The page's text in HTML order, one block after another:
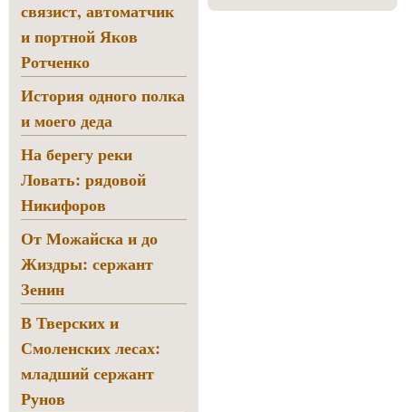
связист, автоматчик
и портной Яков
Ротченко
История одного полка
и моего деда
На берегу реки
Ловать: рядовой
Никифоров
От Можайска и до
Жиздры: сержант
Зенин
В Тверских и
Смоленских лесах:
младший сержант
Рунов